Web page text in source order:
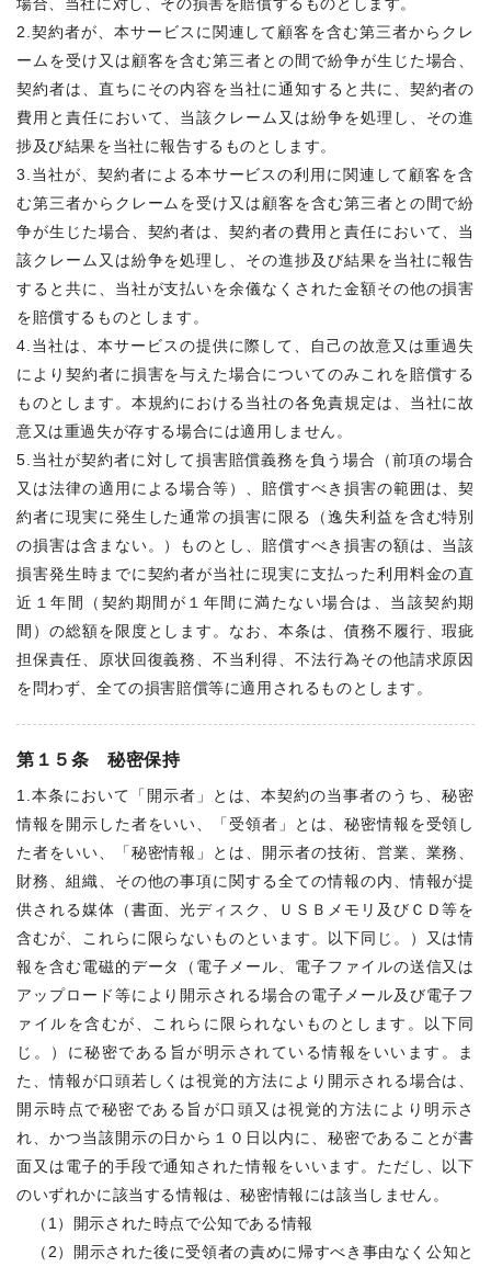
2.契約者が、本サービスに関連して顧客を含む第三者からクレ
ームを受け又は顧客を含む第三者との間で紛争が生じた場合、
契約者は、直ちにその内容を当社に通知すると共に、契約者の
費用と責任において、当該クレーム又は紛争を処理し、その進
捗及び結果を当社に報告するものとします。
3.当社が、契約者による本サービスの利用に関連して顧客を含
む第三者からクレームを受け又は顧客を含む第三者との間で紛
争が生じた場合、契約者は、契約者の費用と責任において、当
該クレーム又は紛争を処理し、その進捗及び結果を当社に報告
すると共に、当社が支払いを余儀なくされた金額その他の損害
を賠償するものとします。
4.当社は、本サービスの提供に際して、自己の故意又は重過失
により契約者に損害を与えた場合についてのみこれを賠償する
ものとします。本規約における当社の各免責規定は、当社に故
意又は重過失が存する場合には適用しません。
5.当社が契約者に対して損害賠償義務を負う場合（前項の場合
又は法律の適用による場合等）、賠償すべき損害の範囲は、契
約者に現実に発生した通常の損害に限る（逸失利益を含む特別
の損害は含まない。）ものとし、賠償すべき損害の額は、当該
損害発生時までに契約者が当社に現実に支払った利用料金の直
近１年間（契約期間が１年間に満たない場合は、当該契約期
間）の総額を限度とします。なお、本条は、債務不履行、瑕疵
担保責任、原状回復義務、不当利得、不法行為その他請求原因
を問わず、全ての損害賠償等に適用されるものとします。
第１５条 秘密保持
1.本条において「開示者」とは、本契約の当事者のうち、秘密
情報を開示した者をいい、「受領者」とは、秘密情報を受領し
た者をいい、「秘密情報」とは、開示者の技術、営業、業務、
財務、組織、その他の事項に関する全ての情報の内、情報が提
供される媒体（書面、光ディスク、ＵＳＢメモリ及びＣＤ等を
含むが、これらに限らないものといます。以下同じ。）又は情
報を含む電磁的データ（電子メール、電子ファイルの送信又は
アップロード等により開示される場合の電子メール及び電子フ
ァイルを含むが、これらに限られないものとします。以下同
じ。）に秘密である旨が明示されている情報をいいます。ま
た、情報が口頭若しくは視覚的方法により開示される場合は、
開示時点で秘密である旨が口頭又は視覚的方法により明示さ
れ、かつ当該開示の日から１０日以内に、秘密であることが書
面又は電子的手段で通知された情報をいいます。ただし、以下
のいずれかに該当する情報は、秘密情報には該当しません。
（1）開示された時点で公知である情報
（2）開示された後に受領者の責めに帰すべき事由なく公知と